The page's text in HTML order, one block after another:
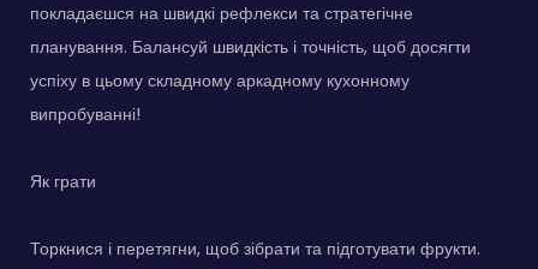
покладаєшся на швидкі рефлекси та стратегічне
планування. Балансуй швидкість і точність, щоб досягти
успіху в цьому складному аркадному кухонному
випробуванні!
Як грати
Торкнися і перетягни, щоб зібрати та підготувати фрукти.